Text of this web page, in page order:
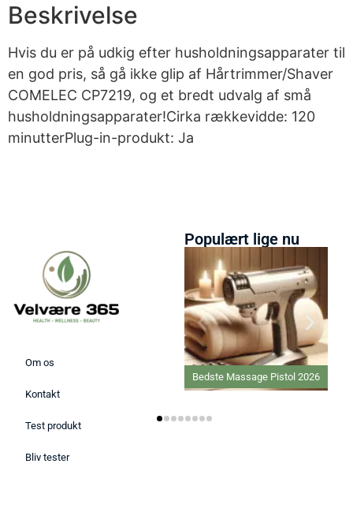
Beskrivelse
Hvis du er på udkig efter husholdningsapparater til
en god pris, så gå ikke glip af Hårtrimmer/Shaver
COMELEC CP7219, og et bredt udvalg af små
husholdningsapparater!Cirka rækkevidde: 120
minutterPlug-in-produkt: Ja
Om os
Kontakt
Test produkt
Bliv tester
Populært lige nu
Bedste Massage Pistol 2026